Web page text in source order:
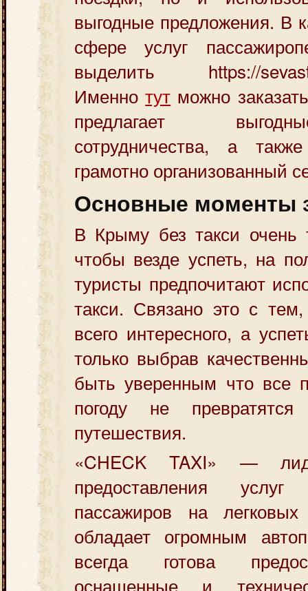
выгодные предложения. В
сфере услуг
выделить https://
Именнотут можно
предлагает
сотрудничества, а
грамотно организованный
Основные моменты
В Крыму без такси очень
чтобы везде успеть, на
туристы предпочитают
такси. Связано это с
всего интересного, а
только выбрав
быть уверенным что все
погоду не
путешествия.
«CHECK TAXI» —
предоставления
пассажиров на
обладает огромным
всегда готова
оснащенные и